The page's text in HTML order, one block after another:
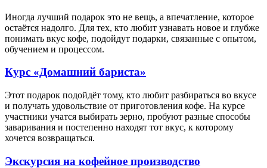
Иногда лучший подарок это не вещь, а впечатление, которое
остаётся надолго. Для тех, кто любит узнавать новое и глубже
понимать вкус кофе, подойдут подарки, связанные с опытом,
обучением и процессом.
Курс «Домашний бариста»
Этот подарок подойдёт тому, кто любит разбираться во вкусе
и получать удовольствие от приготовления кофе. На курсе
участники учатся выбирать зерно, пробуют разные способы
заваривания и постепенно находят тот вкус, к которому
хочется возвращаться.
Экскурсия на кофейное производство